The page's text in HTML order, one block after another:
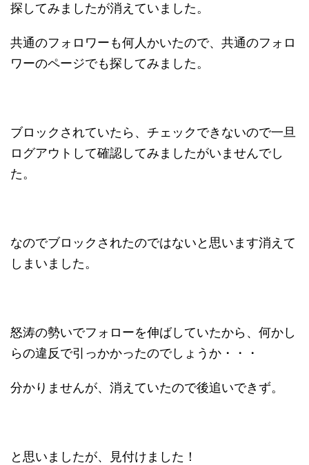
探してみましたが消えていました。
共通のフォロワーも何人かいたので、共通のフォロ
ワーのページでも探してみました。
ブロックされていたら、チェックできないので一旦
ログアウトして確認してみましたがいませんでし
た。
なのでブロックされたのではないと思います消えて
しまいました。
怒涛の勢いでフォローを伸ばしていたから、何かし
らの違反で引っかかったのでしょうか・・・
分かりませんが、消えていたので後追いできず。
と思いましたが、見付けました！